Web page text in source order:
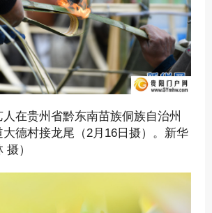
贵州省黔东南苗族侗族自治州
德村接龙尾（2月16日摄）。新华
）